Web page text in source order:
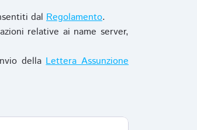
dal Regolamento.
relative ai name server,
dellaLettera Assunzione